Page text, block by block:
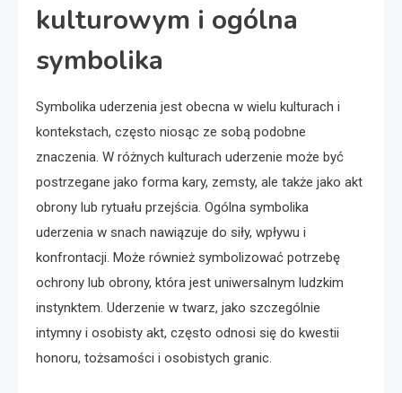
kulturowym i ogólna
symbolika
Symbolika uderzenia jest obecna w wielu kulturach i
kontekstach, często niosąc ze sobą podobne
znaczenia. W różnych kulturach uderzenie może być
postrzegane jako forma kary, zemsty, ale także jako akt
obrony lub rytuału przejścia. Ogólna symbolika
uderzenia w snach nawiązuje do siły, wpływu i
konfrontacji. Może również symbolizować potrzebę
ochrony lub obrony, która jest uniwersalnym ludzkim
instynktem. Uderzenie w twarz, jako szczególnie
intymny i osobisty akt, często odnosi się do kwestii
honoru, tożsamości i osobistych granic.